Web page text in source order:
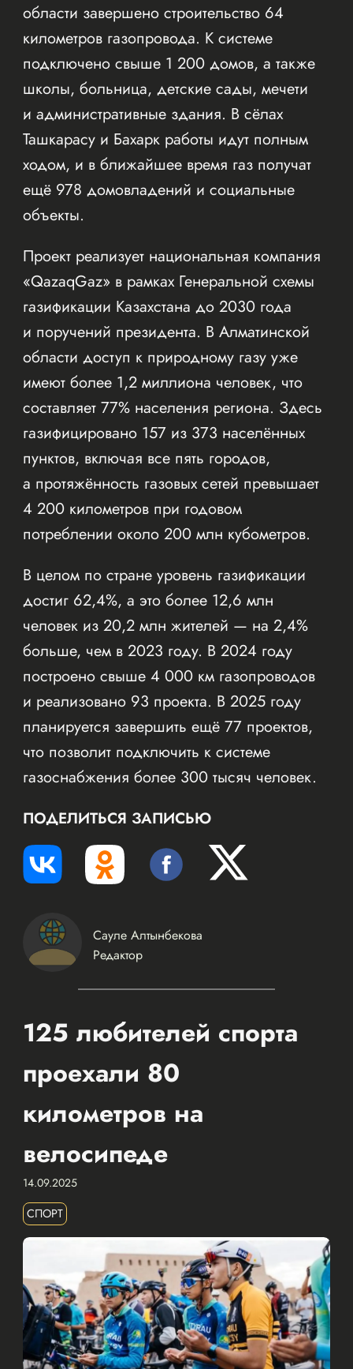
области завершено строительство 64
километров газопровода. К системе
подключено свыше 1 200 домов, а также
школы, больница, детские сады, мечети
и административные здания. В сёлах
Ташкарасу и Бахарк работы идут полным
ходом, и в ближайшее время газ получат
ещё 978 домовладений и социальные
объекты.
Проект реализует национальная компания
«QazaqGaz» в рамках Генеральной схемы
газификации Казахстана до 2030 года
и поручений президента. В Алматинской
области доступ к природному газу уже
имеют более 1,2 миллиона человек, что
составляет 77% населения региона. Здесь
газифицировано 157 из 373 населённых
пунктов, включая все пять городов,
а протяжённость газовых сетей превышает
4 200 километров при годовом
потреблении около 200 млн кубометров.
В целом по стране уровень газификации
достиг 62,4%, а это более 12,6 млн
человек из 20,2 млн жителей — на 2,4%
больше, чем в 2023 году. В 2024 году
построено свыше 4 000 км газопроводов
и реализовано 93 проекта. В 2025 году
планируется завершить ещё 77 проектов,
что позволит подключить к системе
газоснабжения более 300 тысяч человек.
ПОДЕЛИТЬСЯ ЗАПИСЬЮ
Сауле Алтынбекова
Редактор
125 любителей спорта
проехали 80
километров на
велосипеде
14.09.2025
СПОРТ